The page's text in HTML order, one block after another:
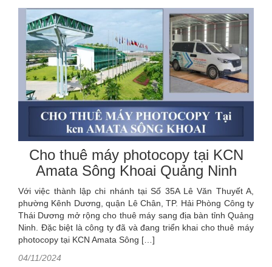
Cho thuê máy photocopy tại KCN
Amata Sông Khoai Quảng Ninh
Với việc thành lập chi nhánh tại Số 35A Lê Văn Thuyết A,
phường Kênh Dương, quận Lê Chân, TP. Hải Phòng Công ty
Thái Dương mở rộng cho thuê máy sang địa bàn tỉnh Quảng
Ninh. Đặc biệt là công ty đã và đang triển khai cho thuê máy
photocopy tại KCN Amata Sông […]
04/11/2024